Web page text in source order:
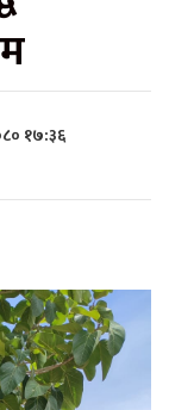
१७:३६